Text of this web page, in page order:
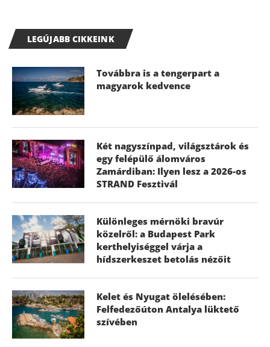
LEGÚJABB CIKKEINK
Továbbra is a tengerpart a
magyarok kedvence
Két nagyszínpad, világsztárok és
egy felépülő álomváros
Zamárdiban: Ilyen lesz a 2026-os
STRAND Fesztivál
Különleges mérnöki bravúr
közelről: a Budapest Park
kerthelyiséggel várja a
hídszerkeszet betolás nézőit
Kelet és Nyugat ölelésében:
Felfedezőúton Antalya lüktető
szívében